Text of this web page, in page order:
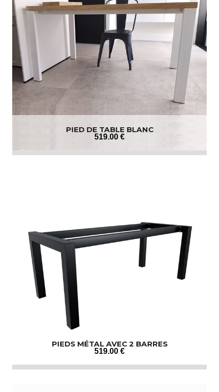
PIED DE TABLE BLANC
519.00 €
PIEDS MÉTAL AVEC 2 BARRES
519.00 €